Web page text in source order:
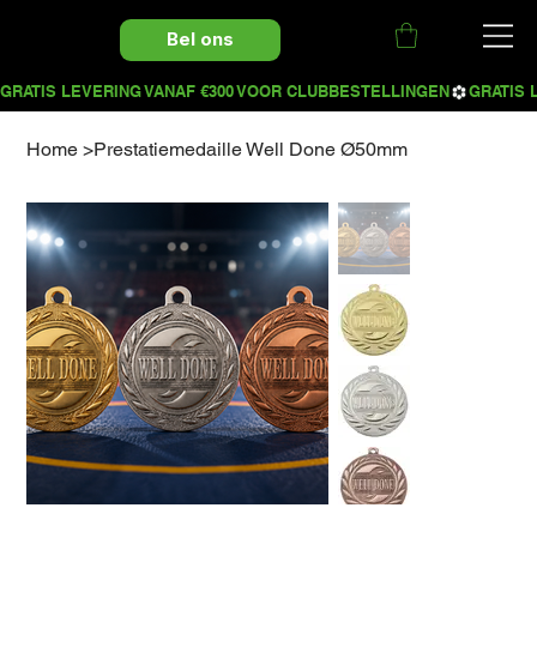
Bel ons
Home >Prestatiemedaille Well Done Ø50mm